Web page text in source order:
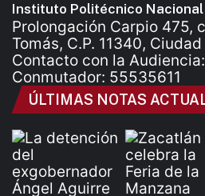
Instituto Politécnico Nacional
Prolongación Carpio 475,
Tomás, C.P. 11340,
Contacto con la
Conmutador: 55535611
ÚLTIMAS NOTAS